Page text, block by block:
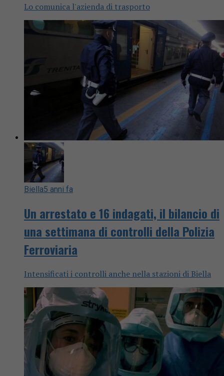
Lo comunica l'azienda di trasporto
Biella5 anni fa
Un arrestato e 16 indagati, il bilancio di
una settimana di controlli della Polizia
Ferroviaria
Intensificati i controlli anche nella stazioni di Biella